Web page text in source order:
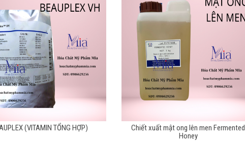
(VITAMIN TỔNG HỢP)
Chiết xuất mật ong lên men Fermented
Honey